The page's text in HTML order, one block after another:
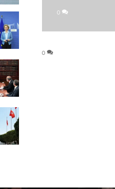
0
0